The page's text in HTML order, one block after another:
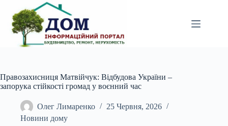
вмісту
Правозахисниця Матвійчук: Відбудова України –
запорука стійкості громад у воєнний час
Олег Лимаренко
25 Червня, 2026
Новини дому